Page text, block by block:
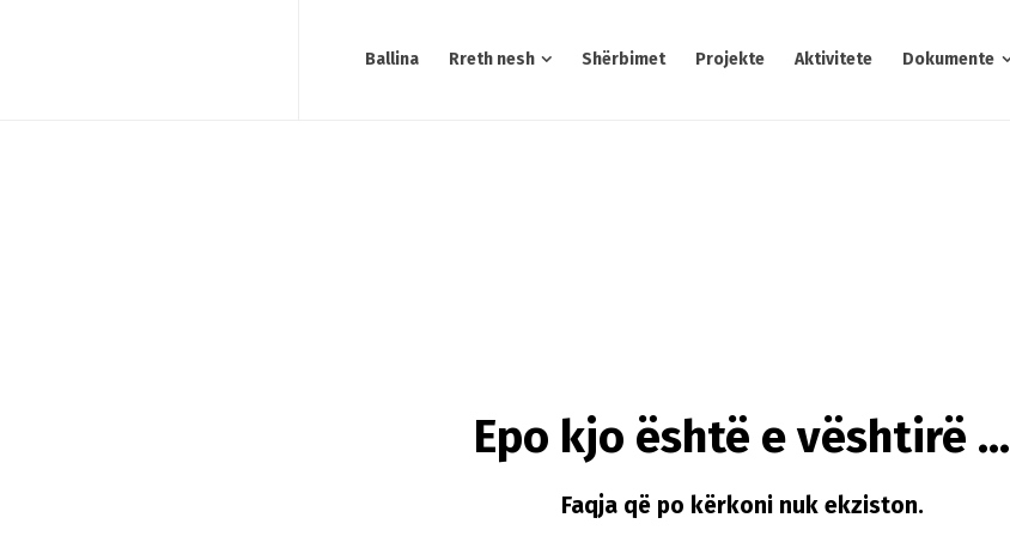
Ballina Rreth nesh Shërbimet Projekte Aktivitete Dokumente
Epo kjo është e vështirë ...
Faqja që po kërkoni nuk ekziston.